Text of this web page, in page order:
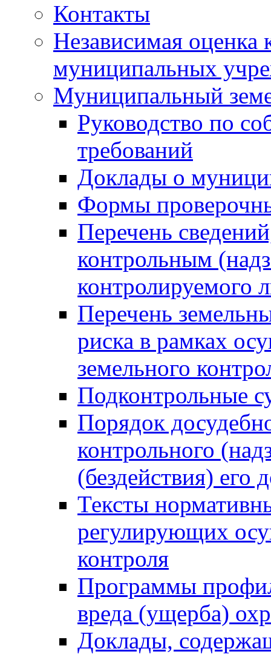
Контакты
Независимая оценка
муниципальных
Муниципальный
Руководство по
требований
Доклады о
Формы
Перечень
контрольным
контролируемого
Перечень
риска в рамках
земельного
Подконтрольные
Порядок
контрольного
(бездействия)
Тексты
регулирующих
контроля
Программы
вреда (ущерба)
Доклады,